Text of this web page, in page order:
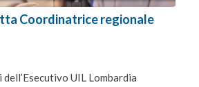
Coordinatrice regionale
UIL Lombardia